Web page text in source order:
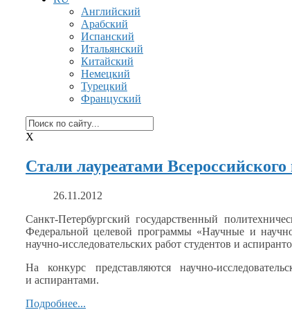
Английский
Арабский
Испанский
Итальянский
Китайский
Немецкий
Турецкий
Француский
X
Стали лауреатами
26.11.2012
Санкт-Петербургский государственный
Федеральной целевой программы «Научные и
научно-исследовательских работ студентов и
На конкурс представляются научно-
и аспирантами.
Подробнее...